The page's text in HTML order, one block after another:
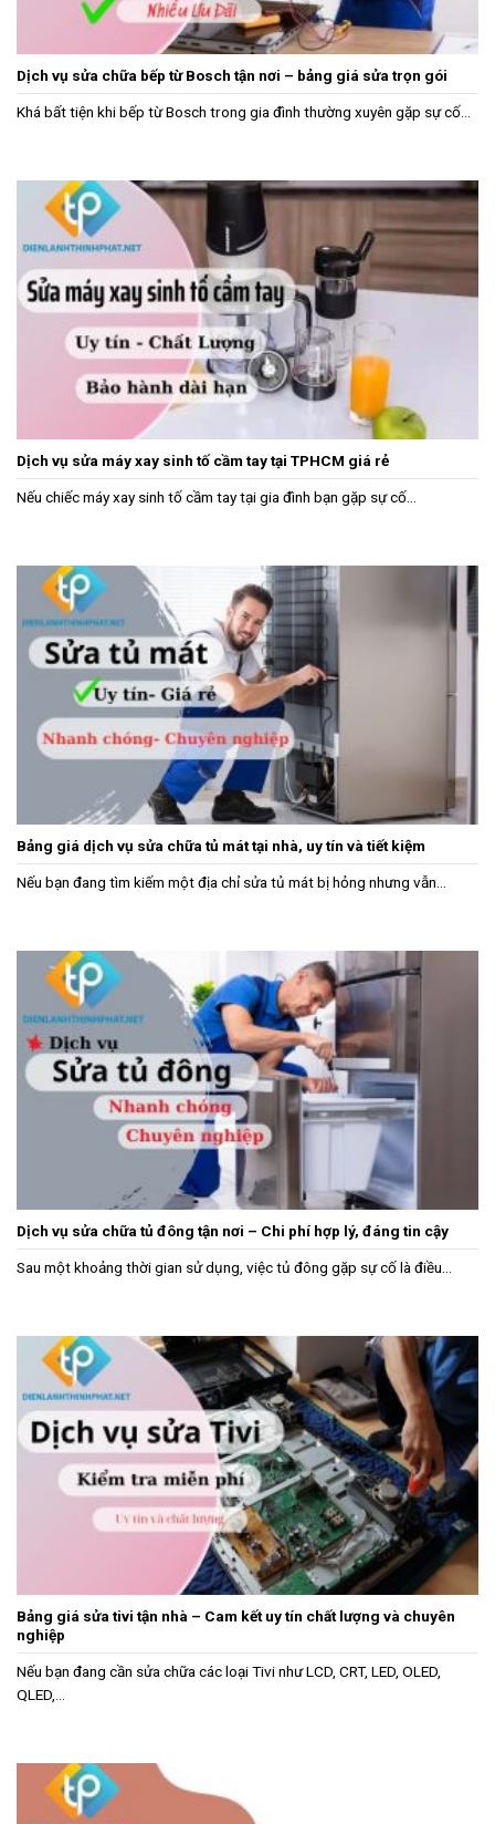
Dịch vụ sửa chữa bếp từ Bosch tận nơi – bảng giá sửa trọn gói
Khá bất tiện khi bếp từ Bosch trong gia đình thường xuyên gặp sự cố...
Dịch vụ sửa máy xay sinh tố cầm tay tại TPHCM giá rẻ
Nếu chiếc máy xay sinh tố cầm tay tại gia đình bạn gặp sự cố...
Bảng giá dịch vụ sửa chữa tủ mát tại nhà, uy tín và tiết kiệm
Nếu bạn đang tìm kiếm một địa chỉ sửa tủ mát bị hỏng nhưng vẫn...
Dịch vụ sửa chữa tủ đông tận nơi – Chi phí hợp lý, đáng tin cậy
Sau một khoảng thời gian sử dụng, việc tủ đông gặp sự cố là điều...
Bảng giá sửa tivi tận nhà – Cam kết uy tín chất lượng và chuyên
nghiệp
Nếu bạn đang cần sửa chữa các loại Tivi như LCD, CRT, LED, OLED,
QLED,...